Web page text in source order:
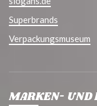
Superbrands
Verpackungsmuseum
MARKEN- UND